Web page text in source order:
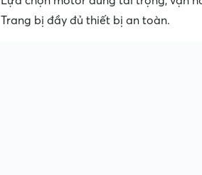
Trang bị đầy đủ thiết bị an toàn.